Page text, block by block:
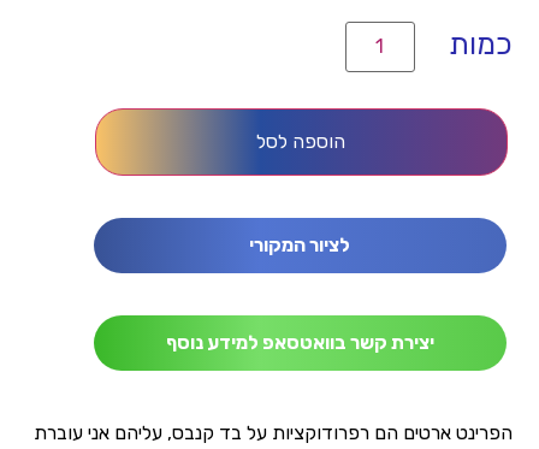
הוספה לסל
לציור המקורי
יצירת קשר בוואטסאפ למידע נוסף
הפרינט ארטים הם רפרודוקציות על בד קנבס, עליהם אני עוברת